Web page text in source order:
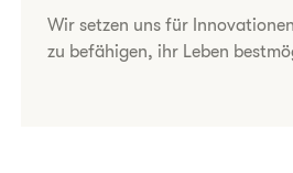
Wir setzen uns für
zu befähigen, ihr Leben